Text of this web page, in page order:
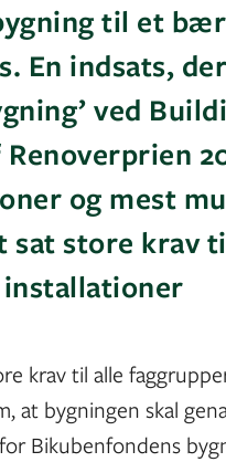
til et
En indsats,
ved
og mest
store krav
krav til alle
at bygningen skal
Bikubenfondens